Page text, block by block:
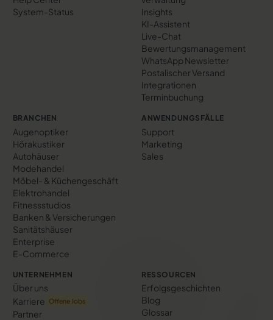
System-Status
Insights
KI-Assistent
Live-Chat
Bewertungs­management
WhatsApp Newsletter
Postalischer Versand
Integrationen
Terminbuchung
BRANCHEN
Augenoptiker
Hörakustiker
Autohäuser
Modehandel
Möbel- & Küchengeschäft
Elektrohandel
Fitnessstudios
Banken & Versicherungen
Sanitätshäuser
Enterprise
E-Commerce
ANWENDUNGSFÄLLE
Support
Marketing
Sales
UNTERNEHMEN
Über uns
Karriere
Offene Jobs
Partner
RESSOURCEN
Erfolgs­geschichten
Blog
Glossar